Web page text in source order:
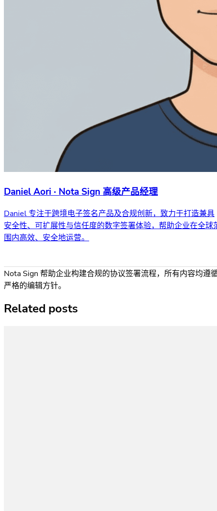
Daniel Aori · Nota Sign 高级产品经理
Daniel 专注于跨境电子签名产品及合规创新，致力于打造兼具
安全性、可扩展性与信任度的数字签署体验，帮助企业在全球
围内高效、安全地运营。
Nota Sign 帮助企业构建合规的协议签署流程，所有内容均遵
严格的编辑方针。
Related posts